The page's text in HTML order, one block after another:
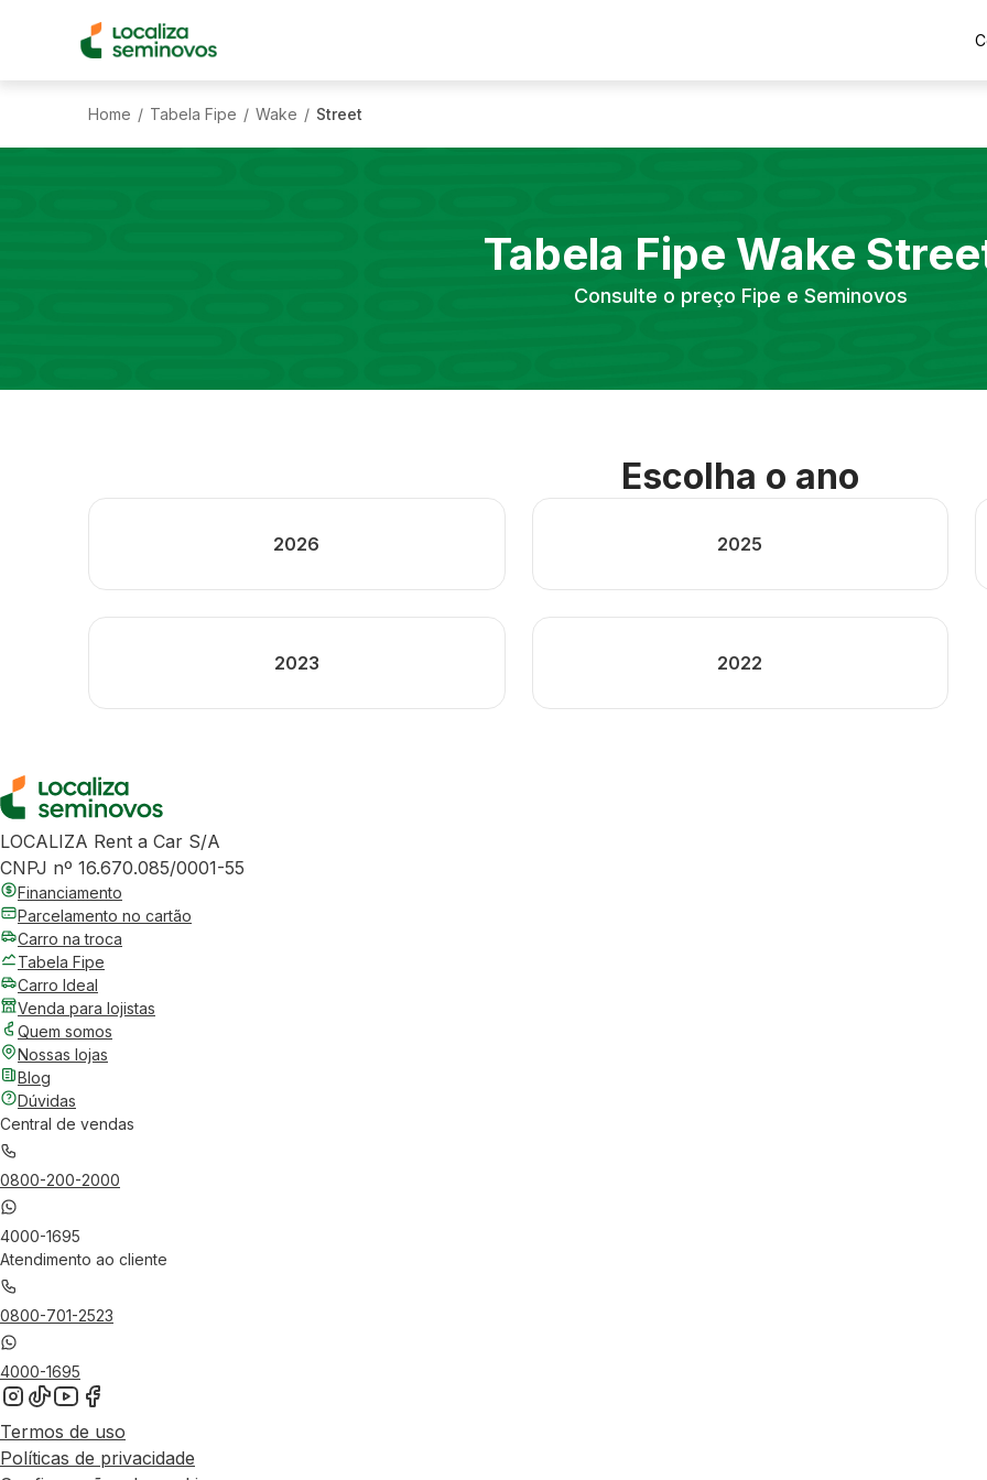
Home / Tabela Fipe / Wake / Street
Tabela Fipe Wake
Consulte o preço Fipe e Seminovos
Escolha o ano
2026 2025
2023 2022
LOCALIZA Rent a Car S/A
CNPJ nº 16.670.085/0001-55
Financiamento
Parcelamento no cartão
Carro na troca
Tabela Fipe
Carro Ideal
Venda para lojistas
Quem somos
Nossas lojas
Blog
Dúvidas
Central de vendas
0800-200-2000
4000-1695
Atendimento ao cliente
0800-701-2523
4000-1695
Termos de uso
Políticas de privacidade